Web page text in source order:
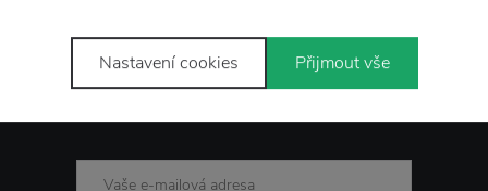
Nastavení cookies Přijmout vše